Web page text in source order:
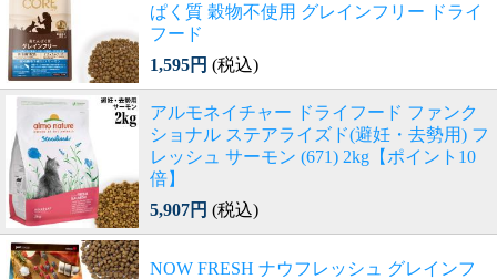
ぱく質 穀物不使用 グレインフリー ドライ
フード
1,595円 (税込)
アルモネイチャー ドライフード ファンク
ショナル ステアライズド(避妊・去勢用) フ
レッシュ サーモン (671) 2kg【ポイント10
倍】
5,907円 (税込)
NOW FRESH ナウフレッシュ グレインフ